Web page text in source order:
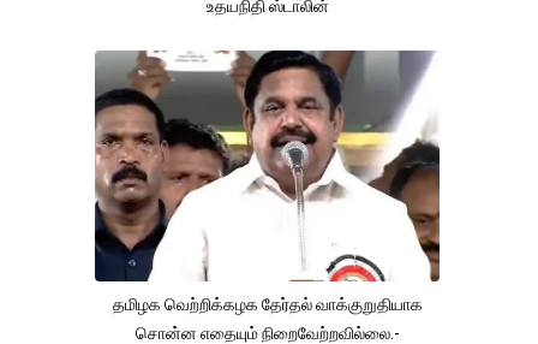
உதயநிதி ஸ்டாலின்
தமிழக வெற்றிக்கழக தேர்தல் வாக்குறுதியாக
சொன்ன எதையும் நிறைவேற்றவில்லை.-